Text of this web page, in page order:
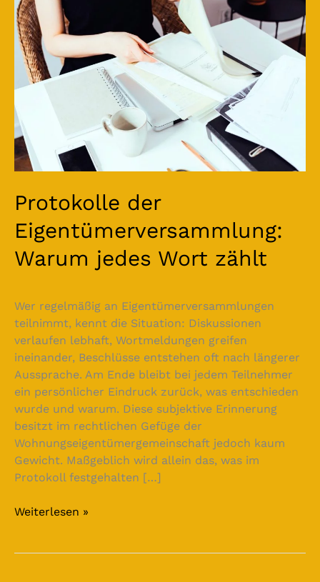
Protokolle der
Eigentümerversammlung:
Warum jedes Wort zählt
Wer regelmäßig an Eigentümerversammlungen
teilnimmt, kennt die Situation: Diskussionen
verlaufen lebhaft, Wortmeldungen greifen
ineinander, Beschlüsse entstehen oft nach längerer
Aussprache. Am Ende bleibt bei jedem Teilnehmer
ein persönlicher Eindruck zurück, was entschieden
wurde und warum. Diese subjektive Erinnerung
besitzt im rechtlichen Gefüge der
Wohnungseigentümergemeinschaft jedoch kaum
Gewicht. Maßgeblich wird allein das, was im
Protokoll festgehalten […]
jedes
Wort
zählt
Weiterlesen »